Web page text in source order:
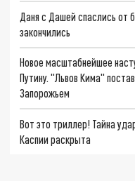
Даня с Дашей спаслись от
закончились
Новое масштабнейшее
Путину. "Львов Кима"
Запорожьем
Вот это триллер! Тайна
Каспии раскрыта